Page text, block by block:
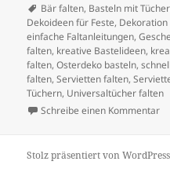
Schlagwörter
Bär falten, Basteln mit
Dekoideen für Feste,
einfache Faltanleitungen,
falten, kreative Bastelideen,
falten,Osterdeko basteln,
falten,Servietten falten,
Tüchern, Universaltücher falten
Schreibe einen Kommentar
Stolz präsentiert von WordPress